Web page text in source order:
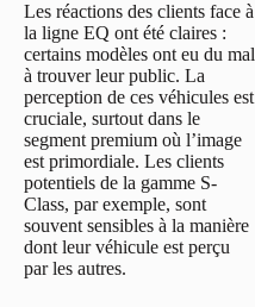
Les réactions des clients face à
la ligne EQ ont été claires :
certains modèles ont eu du mal
à trouver leur public. La
perception de ces véhicules est
cruciale, surtout dans le
segment premium où l’image
est primordiale. Les clients
potentiels de la gamme S-
Class, par exemple, sont
souvent sensibles à la manière
dont leur véhicule est perçu
par les autres.